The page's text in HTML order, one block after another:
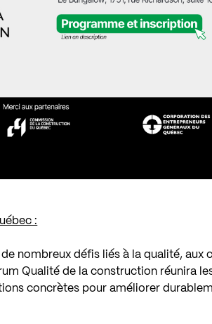
:
nombreux défis liés à la qualité, aux
Qualité de la construction réunira
concrètes pour améliorer